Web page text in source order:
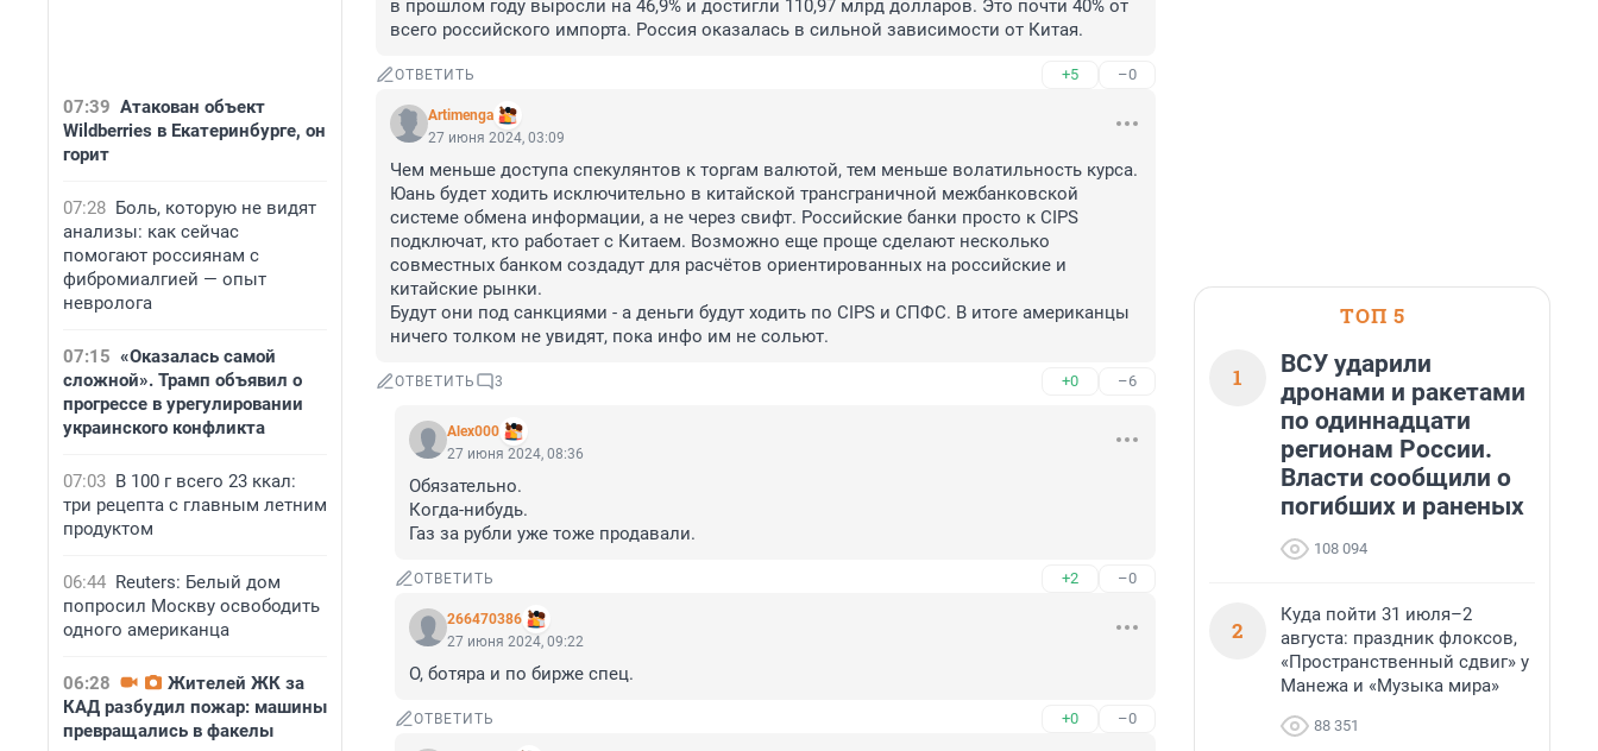
07:39 Атакован объект
Wildberries в Екатеринбурге, он
горит
07:28 Боль, которую не видят
анализы: как сейчас
помогают россиянам с
фибромиалгией — опыт
невролога
07:15 «Оказалась самой
сложной». Трамп объявил о
прогрессе в урегулировании
украинского конфликта
07:03 В 100 г всего 23 ккал:
три рецепта с главным летним
продуктом
06:44 Reuters: Белый дом
попросил Москву освободить
одного американца
06:28
Жителей ЖК за
КАД разбудил пожар: машины
превращались в факелы
в прошлом году выросли на 46,9% и достигли 110,97 млрд долларов. Это почти 40% от
всего российского импорта. Россия оказалась в сильной зависимости от Китая.
ОТВЕТИТЬ +5 –0
Artimenga
27 июня 2024, 03:09
Чем меньше доступа спекулянтов к торгам валютой, тем меньше волатильность курса.
Юань будет ходить исключительно в китайской трансграничной межбанковской
системе обмена информации, а не через свифт. Российские банки просто к CIPS
подключат, кто работает с Китаем. Возможно еще проще сделают несколько
совместных банком создадут для расчётов ориентированных на российские и
китайские рынки.
Будут они под санкциями - а деньги будут ходить по CIPS и СПФС. В итоге американцы
ничего толком не увидят, пока инфо им не сольют.
ОТВЕТИТЬ 3 +0 –6
Alex000
27 июня 2024, 08:36
Обязательно.
Когда-нибудь.
Газ за рубли уже тоже продавали.
ОТВЕТИТЬ +2 –0
266470386
27 июня 2024, 09:22
О, ботяра и по бирже спец.
ОТВЕТИТЬ +0 –0
ТОП 5
1
ВСУ ударили
дронами и ракетами
по одиннадцати
регионам России.
Власти сообщили о
погибших и раненых
108 094
2
Куда пойти 31 июля–2
августа: праздник флоксов,
«Пространственный сдвиг» у
Манежа и «Музыка мира»
88 351